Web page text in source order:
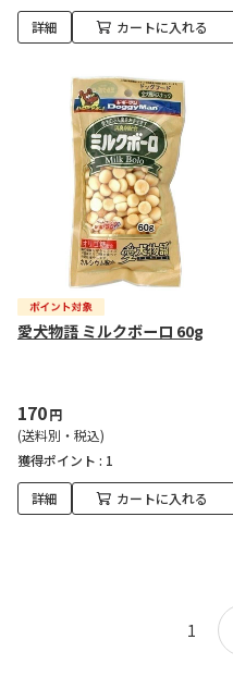
詳細 カートに入れる
愛犬物語 ミルクボーロ 60g
170円
(送料別・税込)
獲得ポイント : 1
詳細 カートに入れる
1